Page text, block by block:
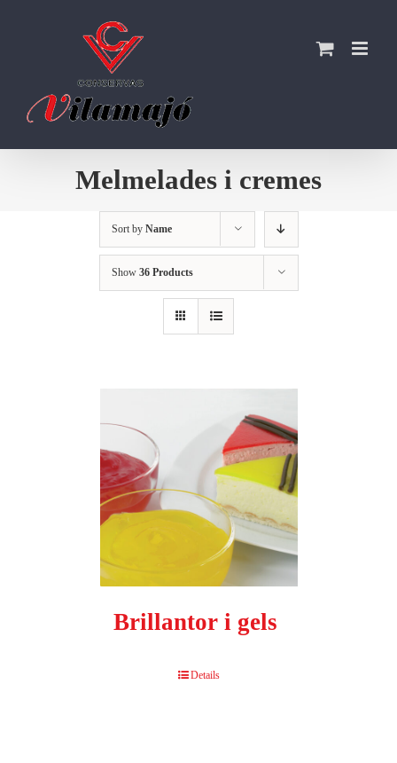
Melmelades i cremes
Sort by Name
Show 36 Products
Brillantor i gels
Details